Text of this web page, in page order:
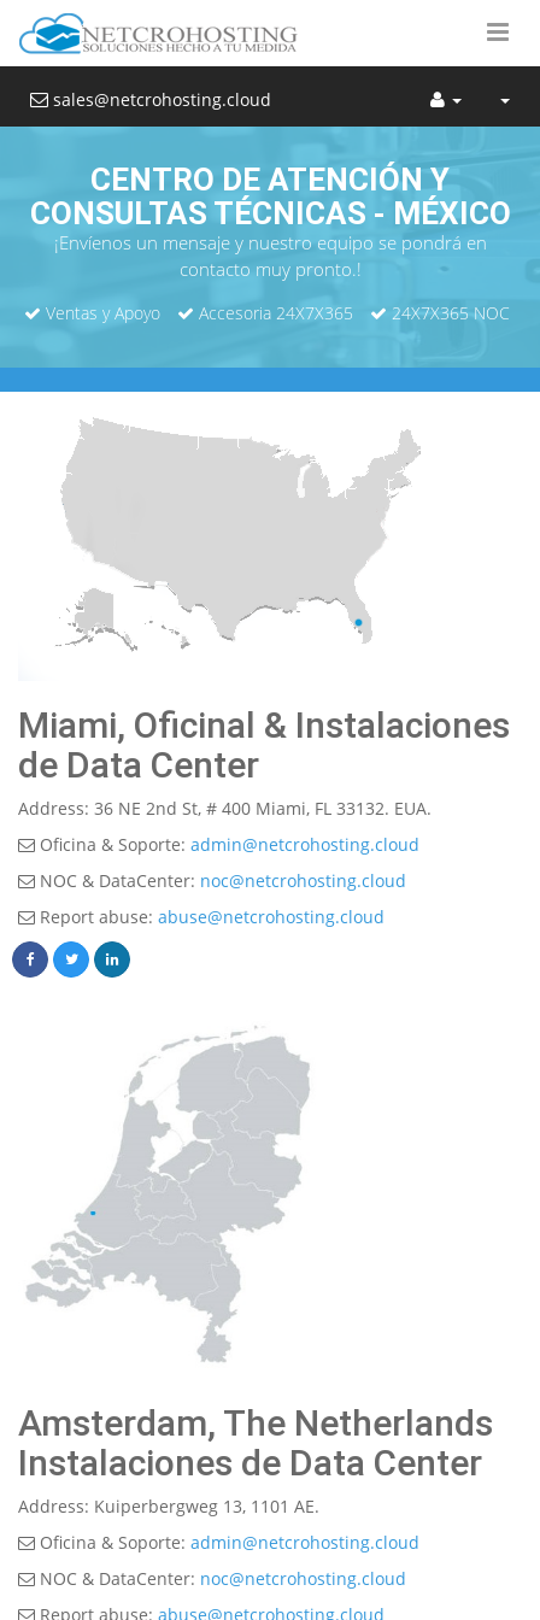
sales@netcrohosting.cloud
CENTRO DE ATENCIÓN Y
CONSULTAS TÉCNICAS - MÉXICO
¡Envíenos un mensaje y nuestro equipo se pondrá en
contacto muy pronto.!
Ventas y Apoyo Accesoria 24X7X365 24X7X365 NOC
Miami, Oficinal & Instalaciones
de Data Center
Address: 36 NE 2nd St, # 400 Miami, FL 33132. EUA.
Oficina & Soporte: admin@netcrohosting.cloud
NOC & DataCenter: noc@netcrohosting.cloud
Report abuse: abuse@netcrohosting.cloud
Amsterdam, The Netherlands
Instalaciones de Data Center
Address: Kuiperbergweg 13, 1101 AE.
Oficina & Soporte: admin@netcrohosting.cloud
NOC & DataCenter: noc@netcrohosting.cloud
Report abuse: abuse@netcrohosting.cloud